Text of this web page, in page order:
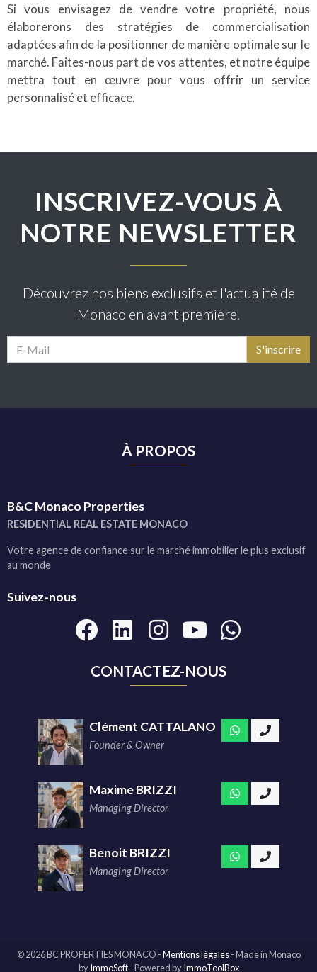
Si vous envisagez de vendre votre propriété, nous
élaborerons des stratégies de commercialisation
adaptées afin de la positionner de manière optimale sur le
marché. Faites-nous part de vos attentes, et notre équipe
mettra tout en œuvre pour vous offrir un service
personnalisé et efficace.
INSCRIVEZ-VOUS À
NOTRE NEWSLETTER
Découvrez nos biens exclusifs et l'actualité de
Monaco en avant première.
À PROPOS
B&C Monaco Properties
RESIDENTIAL REAL ESTATE MONACO
Votre agence de confiance sur le marché immobilier le plus exclusif
au monde
Suivez-nous
CONTACTEZ-NOUS
Clément CATTALANO
Founder & Owner
Maxime BRIZZI
Managing Director
Benoit BRIZZI
Managing Director
© 2026 BC PROPERTIES MONACO -Mentions légales-Made in Monaco
byImmoSoft- Powered byImmoToolBox